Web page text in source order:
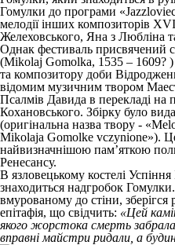
Гомулки до програми
мелодії інших композиторів
Желеховського, Яна з Любліна
Однак фестиваль присвячений
(Mikolaj Gomolka, 1535 – 1609?
та композитору доби
відомим музичним твором
Псалмів Давида в перекладі на
Кохановського. Збірку було
(оригінальна назва твору -
Mikolaja Gomolke vczynione»).
найвизначнішою пам’яткою
Ренесансу.
В язловецькому костелі
знаходиться надгробок
вмурованому до стіни, зберігся
епітафія, що свідчить: «Цей
якого жорстока смерть
вправні майстри ридали, а